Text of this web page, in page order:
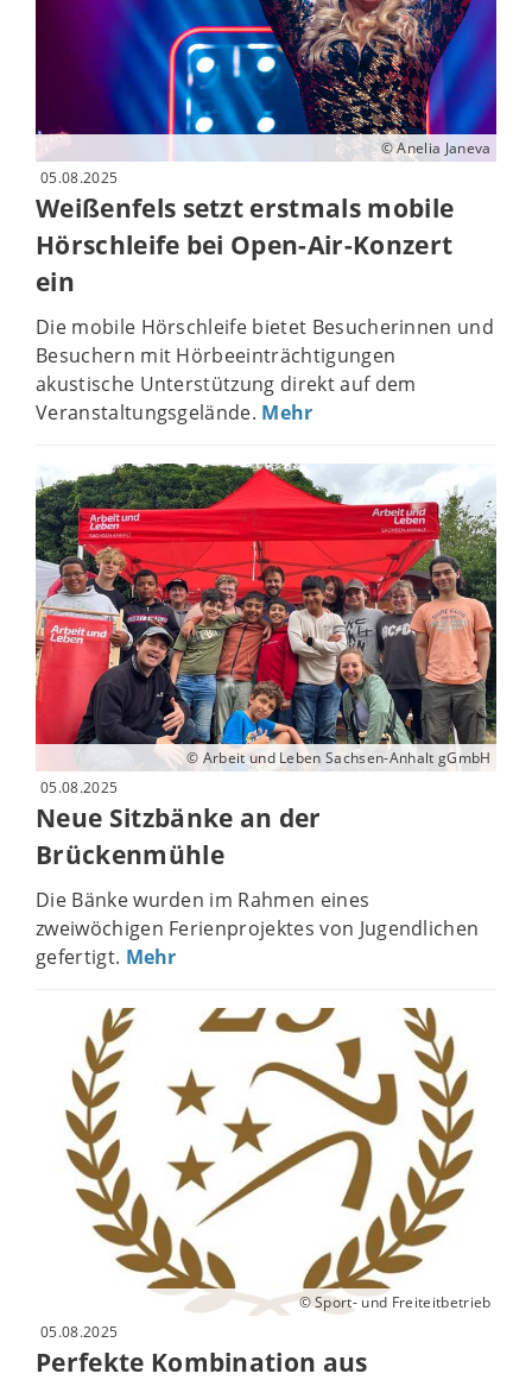
© Anelia Janeva
05.08.2025
Weißenfels setzt erstmals mobile
Hörschleife bei Open-Air-Konzert
ein
Die mobile Hörschleife bietet Besucherinnen und
Besuchern mit Hörbeeinträchtigungen
akustische Unterstützung direkt auf dem
Veranstaltungsgelände. Mehr
© Arbeit und Leben Sachsen-Anhalt gGmbH
05.08.2025
Neue Sitzbänke an der
Brückenmühle
Die Bänke wurden im Rahmen eines
zweiwöchigen Ferienprojektes von Jugendlichen
gefertigt. Mehr
© Sport- und Freiteitbetrieb
05.08.2025
Perfekte Kombination aus